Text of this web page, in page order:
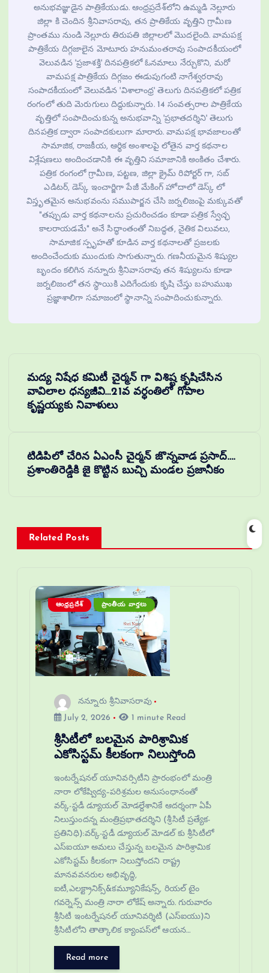
అనుభవజ్ఞుడైన పాత్రికేయుడు. ఆంధ్రప్రదేశ్‌లోని ఉమ్మడి నెల్లూరు
జిల్లా కి చెందిన శ్రీనివాసరావు, తన ప్రాతికేయ వృత్తిని గ్రామీణ
ప్రాంతము నుండి నెల్లూరు తిరుపతి జిల్లాలలో మొదలైంది. వామపక్ష
పాత్రికేయ దిగ్గజాలైన మోటూరు హనుమంతరావు సంపాదకీయంలో
వెలువడిన 'ప్రజాశక్తి' దినపత్రికలో ఓనమాలు నేర్చుకొని, మరో
వామపక్ష పాత్రికేయ దిగ్గజం ఈడుపుగంటి నాగేశ్వరరావు
సంపాదకీయంలో వెలువడిన 'విశాలాంధ్ర' తెలుగు దినపత్రికలో పత్రిక
రంగంలో తుది మెరుగులు దిద్దుకున్నారు. 14 సంవత్సరాల పాత్రికేయ
వృత్తిలో సంపాదించుకున్న అనుభవాన్ని 'ప్రభాతదర్శిని' తెలుగు
దినపత్రిక ద్వారా సంపాదకులుగా మారారు. వామపక్ష భావజాలంతో
సామాజిక, రాజకీయ, ఆర్థిక అంశాలపై లోతైన వార్త కథనాల
విశ్లేషణలు అందించడానికి ఈ వృత్తిని సమాజానికి అంకితం చేశారు.
పత్రిక రంగంలో గ్రామీణ, పట్టణ, జిల్లా క్రైమ్ రిపోర్టర్ గా, సబ్
ఎడిటర్, డెస్క్ ఇంచార్జిగా పేజీ మేకింగ్ హోదాలో డెస్క్ లో
విస్తృతమైన అనుభవంను సముపార్జన చేసి జర్నలిజంపై మక్కువతో
"తప్పుడు వార్త కథనాలను ప్రచురించడం కూడా పత్రిక స్వేచ్ఛ
కాలరాయడమే" అనే సిద్ధాంతంతో నిబద్ధత, నైతిక విలువలు,
సామాజిక స్పృహతో కూడిన వార్త కథనాలతో ప్రజలకు
అందించేందుకు ముందుకు సాగుతున్నారు. గణనీయమైన శిష్యుల
బృందం కలిగిన నన్నూరు శ్రీనివాసరావు తన శిష్యులను కూడా
జర్నలిజంలో తన స్థాయికి ఎదిగేందుకు కృషి చేస్తు బహుముఖ
ప్రజ్ఞాశాలిగా సమాజంలో స్థానాన్ని సంపాదించుకున్నారు.
మద్య నిషేధ కమిటీ చైర్మన్ గా విశిష్ట కృషిచేసిన
వావిలాల ధన్యజీవి…21వ వర్ధంతిలో గోపాల
కృష్ణయ్యకు నివాళులు
టిడిపిలో చేరిన ఏఎంసీ చైర్మన్ జొన్నవాడ ప్రసాద్….
ప్రశాంతిరెడ్డికి జై కొట్టిన బుచ్చి మండల ప్రజానీకం
Related Posts
ఆంధ్రప్రదేశ్ ప్రాంతీయ వార్తలు
నన్నూరు శ్రీనివాసరావు
July 2, 2026
1 minute Read
శ్రీసిటీలో బలమైన పారిశ్రామిక
ఎకోసిస్టమ్ కీలకంగా నిలుస్తోంది
ఇంటర్నేషనల్ యూనివర్సిటీని ప్రారంభంలో మంత్రి
నారా లోకేష్విద్య–పరిశ్రమల అనుసంధానంతో
వర్క్-స్టడీ డ్యూయల్ మోడల్దేశానికే ఆదర్శంగా ఏపీ
నిలుస్తుందన్న మంత్రిప్రభాతదర్శిని (శ్రీసిటీ ప్రత్యేక-
ప్రతినిధి):వర్క్-స్టడీ డ్యూయల్ మోడల్ కు శ్రీసిటీలో
ఎస్‌ఐయూ అమలు చేస్తున్న బలమైన పారిశ్రామిక
ఎకోసిస్టమ్ కీలకంగా నిలుస్తోందని రాష్ట్ర
మానవవనరుల అభివృద్ధి,
ఐటీ,ఎలక్ట్రానిక్స్&కమ్యూనికేషన్స్, రియల్ టైం
గవర్నెన్స్ మంత్రి నారా లోకేష్ అన్నారు. గురువారం
శ్రీసిటీ ఇంటర్నేషనల్ యూనివర్శిటీ (ఎస్ఐయు)ని
శ్రీసిటీలోని తాత్కాలిక క్యాంపస్‌లో ఆయన…
Read more